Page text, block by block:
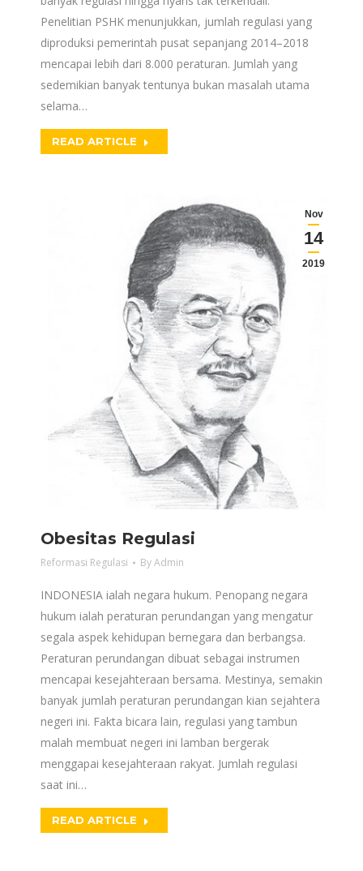
Penelitian PSHK menunjukkan, jumlah regulasi yang
diproduksi pemerintah pusat sepanjang 2014–2018
mencapai lebih dari 8.000 peraturan. Jumlah yang
sedemikian banyak tentunya bukan masalah utama
selama…
READ ARTICLE
Nov
14
2019
Obesitas Regulasi
Reformasi Regulasi ByAdmin
INDONESIA ialah negara hukum. Penopang negara
hukum ialah peraturan perundangan yang mengatur
segala aspek kehidupan bernegara dan berbangsa.
Peraturan perundangan dibuat sebagai instrumen
mencapai kesejahteraan bersama. Mestinya, semakin
banyak jumlah peraturan perundangan kian sejahtera
negeri ini. Fakta bicara lain, regulasi yang tambun
malah membuat negeri ini lamban bergerak
menggapai kesejahteraan rakyat. Jumlah regulasi
saat ini…
READ ARTICLE